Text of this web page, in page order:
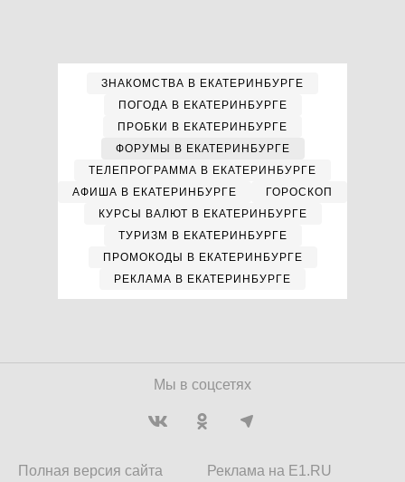
ЗНАКОМСТВА В ЕКАТЕРИНБУРГЕ
ПОГОДА В ЕКАТЕРИНБУРГЕ
ПРОБКИ В ЕКАТЕРИНБУРГЕ
ФОРУМЫ В ЕКАТЕРИНБУРГЕ
ТЕЛЕПРОГРАММА В ЕКАТЕРИНБУРГЕ
АФИША В ЕКАТЕРИНБУРГЕ
ГОРОСКОП
КУРСЫ ВАЛЮТ В ЕКАТЕРИНБУРГЕ
ТУРИЗМ В ЕКАТЕРИНБУРГЕ
ПРОМОКОДЫ В ЕКАТЕРИНБУРГЕ
РЕКЛАМА В ЕКАТЕРИНБУРГЕ
Мы в соцсетях
Полная версия сайта
Реклама на E1.RU